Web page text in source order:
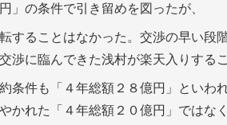
」の条件で引き留めを図ったが、
することはなかった。交渉の早い段
渉に臨んできた浅村が楽天入りする
条件も「４年総額２８億円」といわ
かれた「４年総額２０億円」ではな